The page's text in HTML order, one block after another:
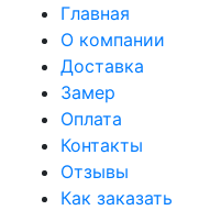
Главная
О компании
Доставка
Замер
Оплата
Контакты
Отзывы
Как заказать